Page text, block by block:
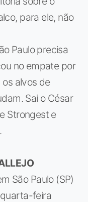
para ele, não
Paulo precisa
no empate por
os alvos de
Sai o César
Strongest e
São Paulo (SP)
feira